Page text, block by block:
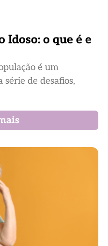
Idoso: o que é e
é um
de desafios,